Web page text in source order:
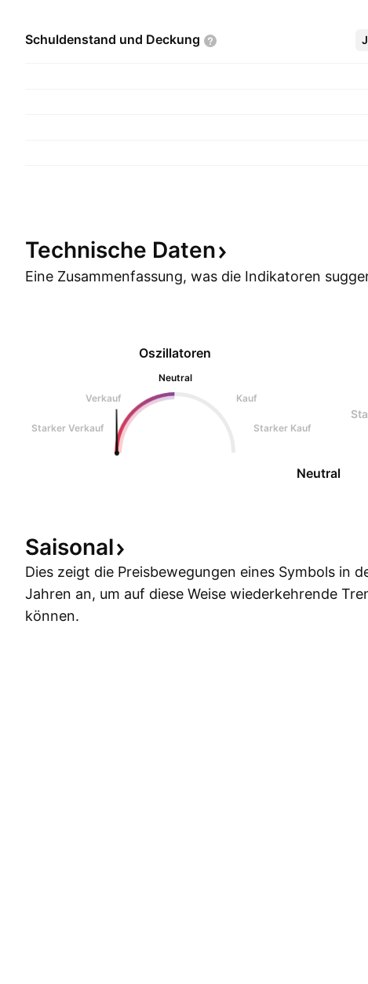
Schuldenstand und Deckung
Technische Daten
Eine Zusammenfassung, was die Indikatoren
Oszillatoren
Neutral
Verkauf
Kauf
Starker Verkauf Starker Kauf
Neutral
Saisonal
Dies zeigt die Preisbewegungen eines Symbols in
Jahren an, um auf diese Weise wiederkehrende
können.